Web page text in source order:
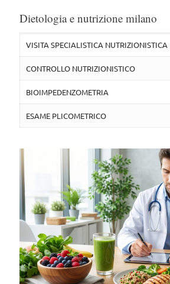
Dietologia e nutrizione milano
VISITA SPECIALISTICA NUTRIZIONISTICA
CONTROLLO NUTRIZIONISTICO
BIOIMPEDENZOMETRIA
ESAME PLICOMETRICO